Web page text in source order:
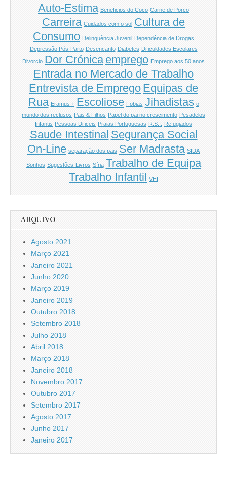
Auto-Estima Beneficios do Coco Carne de Porco
Carreira Cuidados com o sol Cultura de
Consumo Delinquência Juvenil Dependência de Drogas
Depressão Pós-Parto Desencanto Diabetes Dificuldades Escolares
Divorcio Dor Crónica emprego Emprego aos 50 anos
Entrada no Mercado de Trabalho
Entrevista de Emprego Equipas de
Rua Eramus + Escoliose Fobias Jihadistas o
mundo dos reclusos Pais & Filhos Papel do pai no crescimento Pesadelos
Infantis Pessoas Dificeis Praias Portuguesas R.S.I. Refugiados
Saude Intestinal Segurança Social
On-Line separação dos pais Ser Madrasta SIDA
Sonhos Sugestões-Livros Síria Trabalho de Equipa
Trabalho Infantil VHI
ARQUIVO
Agosto 2021
Março 2021
Janeiro 2021
Junho 2020
Março 2019
Janeiro 2019
Outubro 2018
Setembro 2018
Julho 2018
Abril 2018
Março 2018
Janeiro 2018
Novembro 2017
Outubro 2017
Setembro 2017
Agosto 2017
Junho 2017
Janeiro 2017